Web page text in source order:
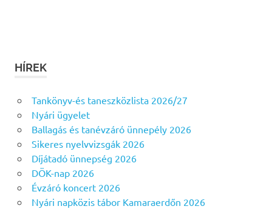
HÍREK
Tankönyv-és taneszközlista 2026/27
Nyári ügyelet
Ballagás és tanévzáró ünnepély 2026
Sikeres nyelvvizsgák 2026
Díjátadó ünnepség 2026
DÖK-nap 2026
Évzáró koncert 2026
Nyári napközis tábor Kamaraerdőn 2026